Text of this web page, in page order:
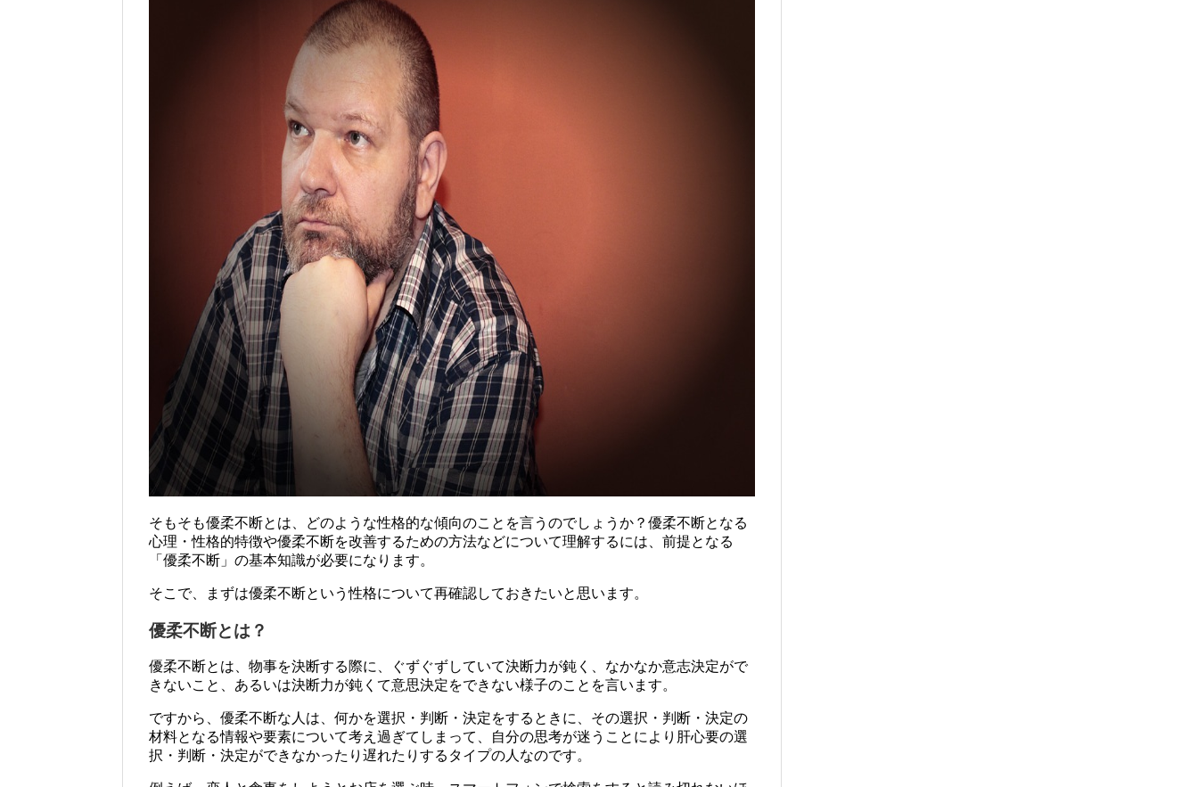
そもそも優柔不断とは、どのような性格的な傾向のことを言うのでしょうか？優柔不断となる
心理・性格的特徴や優柔不断を改善するための方法などについて理解するには、前提となる
「優柔不断」の基本知識が必要になります。
そこで、まずは優柔不断という性格について再確認しておきたいと思います。
優柔不断とは？
優柔不断とは、物事を決断する際に、ぐずぐずしていて決断力が鈍く、なかなか意志決定がで
きないこと、あるいは決断力が鈍くて意思決定をできない様子のことを言います。
ですから、優柔不断な人は、何かを選択・判断・決定をするときに、その選択・判断・決定の
材料となる情報や要素について考え過ぎてしまって、自分の思考が迷うことにより肝心要の選
択・判断・決定ができなかったり遅れたりするタイプの人なのです。